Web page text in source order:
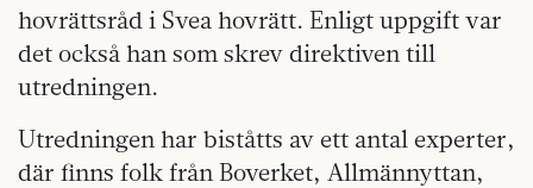
hovrättsråd i Svea hovrätt. Enligt uppgift var
det också han som skrev direktiven till
utredningen.
Utredningen har biståtts av ett antal experter,
där finns folk från Boverket, Allmännyttan,